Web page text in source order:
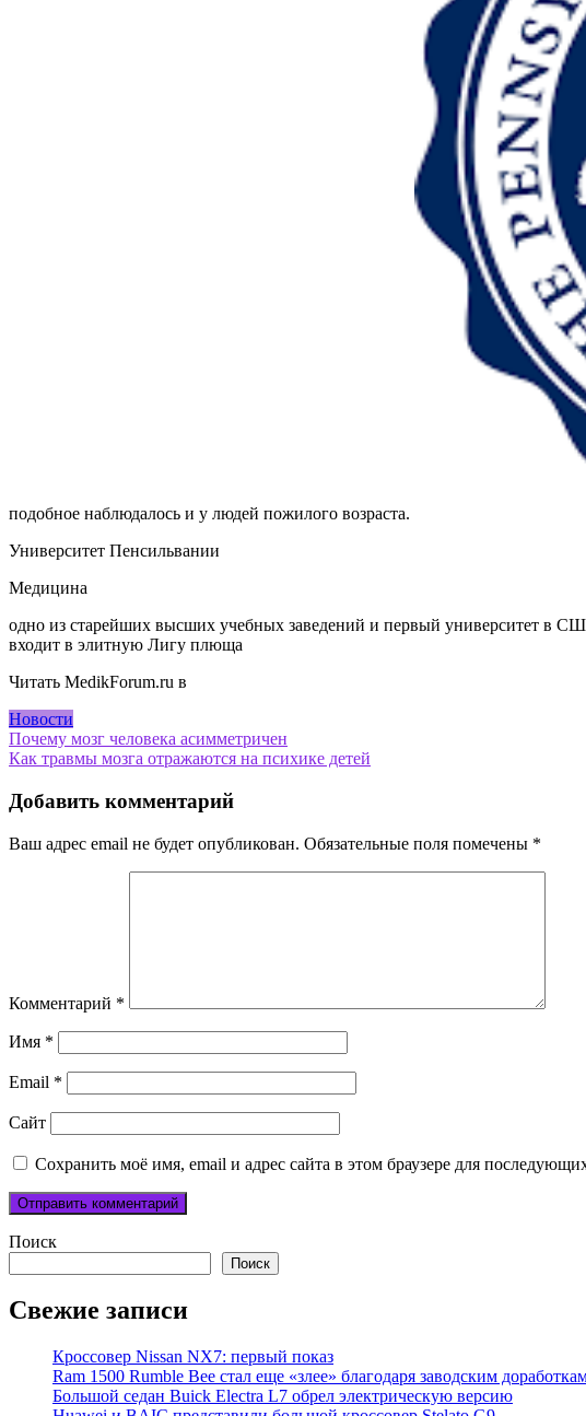
подобное наблюдалось и у людей пожилого возраста.
Университет Пенсильвании
Медицина
одно из старейших высших учебных заведений и первый университет в
входит в элитную Лигу плюща
Читать MedikForum.ru в
Новости
Навигация
по
записям
Почему мозг человека асимметричен
Как травмы мозга отражаются на психике детей
Добавить комментарий
Ваш адрес email не будет опубликован. Обязательные поля помечены *
Комментарий *
Имя *
Email *
Сайт
Сохранить моё имя, email и адрес сайта в этом браузере для
Поиск
Поиск
Свежие записи
Кроссовер Nissan NX7: первый показ
Ram 1500 Rumble Bee стал еще «злее» благодаря заводским
Большой седан Buick Electra L7 обрел электрическую версию